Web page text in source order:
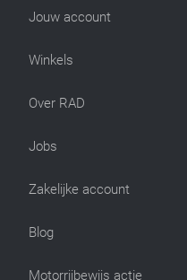
Jouw account
Winkels
Over RAD
Jobs
Zakelijke account
Blog
Motorrijbewijs actie